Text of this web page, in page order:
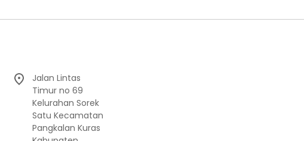
Jalan Lintas
Timur no 69
Kelurahan Sorek
Satu Kecamatan
Pangkalan Kuras